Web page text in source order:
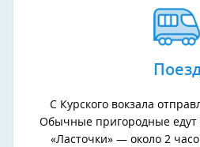
С Курского вокзала
Обычные пригородные едут
«Ласточки» — около 2